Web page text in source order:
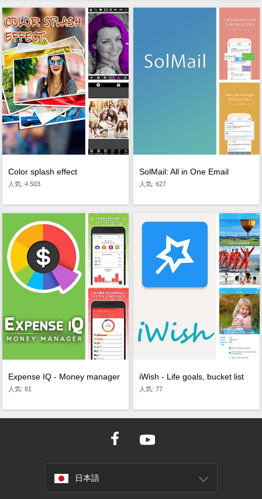
Color splash effect
人気: 4 503
SolMail: All in One Email
人気: 627
Expense IQ - Money manager
人気: 81
iWish - Life goals, bucket list
人気: 77
日本語